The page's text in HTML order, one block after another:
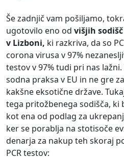
Še zadnjič vam pošiljamo,
ugotovilo eno od višjih
v Lizboni, ki razkriva, da so
corona virusa v 97%
testov v 97% tudi pri nas
sodna praksa v EU in ne gre
kakšne eksotične države.
tega pritožbenega sodišča, ki
kot ena od podlag za
ker se porablja na stotisoče
denarja za nakup teh skoraj
PCR testov: